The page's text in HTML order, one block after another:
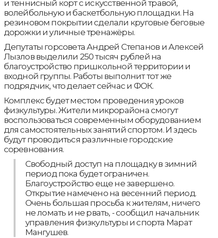
и теннисный корт с искусственной травой,
волейбольную и баскетбольную площадки. На
резиновом покрытии сделали круговые беговые
дорожки и уличные тренажёры.
Депутаты горсовета Андрей Степанов и Алексей
Лызлов выделили 250 тысяч рублей на
благоустройство пришкольной территории и
входной группы. Работы выполнит тот же
подрядчик, что делает сейчас и ФОК.
Комплекс будет местом проведения уроков
физкультуры. Жители микрорайона смогут
воспользоваться современным оборудованием
для самостоятельных занятий спортом. И здесь
будут проводиться различные городские
соревнования.
Свободный доступ на площадку в зимний
период пока будет ограничен.
Благоустройство еще не завершено.
Открытие намечено на весенний период.
Очень большая просьба к жителям, ничего
не ломать и не рвать, - сообщил начальник
управления физкультуры и спорта Марат
Мангушев.